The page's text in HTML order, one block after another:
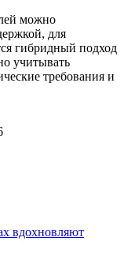
можно
для
гибридный подход
учитывать
требования и